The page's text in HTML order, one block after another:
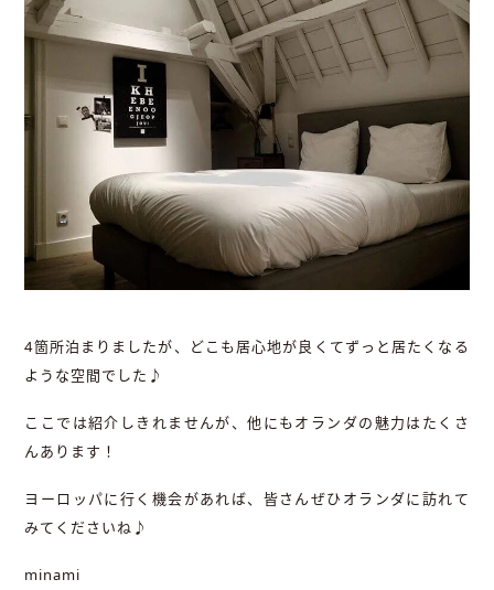
4箇所泊まりましたが、どこも居心地が良くてずっと居たくなる
ような空間でした♪
ここでは紹介しきれませんが、他にもオランダの魅力はたくさ
んあります！
ヨーロッパに行く機会があれば、皆さんぜひオランダに訪れて
みてくださいね♪
minami